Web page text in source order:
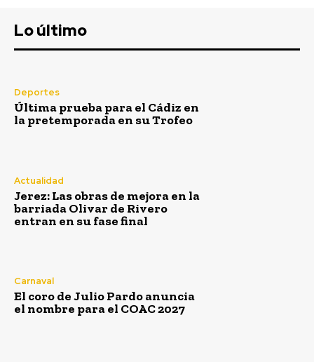
Rivero entran en su fase final
Agosto 7, 2026
EEUU vuelve a atacar al Gobierno español por la crisis
de Ceuta
curso pasado en el programa ‘ComunicA’
Agosto 7, 2026
Lo último
Deportes
Última prueba para el Cádiz en
la pretemporada en su Trofeo
Actualidad
Jerez: Las obras de mejora en la
barriada Olivar de Rivero
entran en su fase final
Carnaval
El coro de Julio Pardo anuncia
el nombre para el COAC 2027